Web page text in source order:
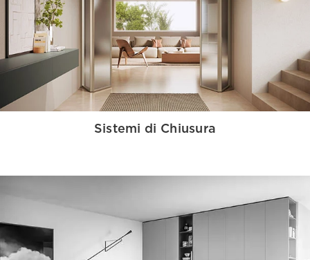
Sistemi di Chiusura